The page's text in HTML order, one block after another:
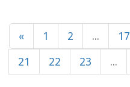
« 1 2 ... 17
21 22 23 ...